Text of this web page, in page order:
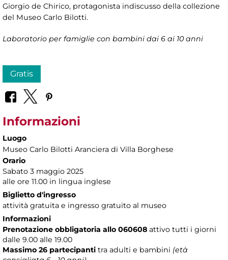
Giorgio de Chirico, protagonista indiscusso della collezione
del Museo Carlo Bilotti.
Laboratorio per famiglie con bambini dai 6 ai 10 anni
Gratis
Informazioni
Luogo
Museo Carlo Bilotti Aranciera di Villa Borghese
Orario
Sabato 3 maggio 2025
alle ore 11.00 in lingua inglese
Biglietto d'ingresso
attività gratuita e ingresso gratuito al museo
Informazioni
Prenotazione obbligatoria allo 060608 attivo tutti i giorni
dalle 9.00 alle 19.00
Massimo 26 partecipanti tra adulti e bambini (età